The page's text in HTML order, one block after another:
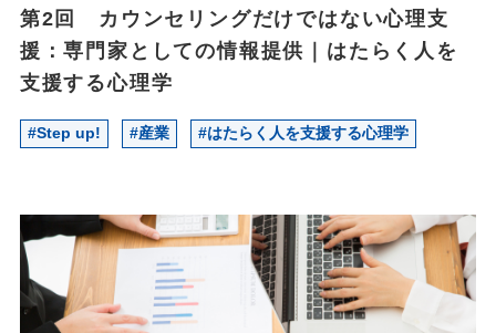
第2回 カウンセリングだけではない心理支
援：専門家としての情報提供｜はたらく人を
支援する心理学
#Step up! #産業 #はたらく人を支援する心理学